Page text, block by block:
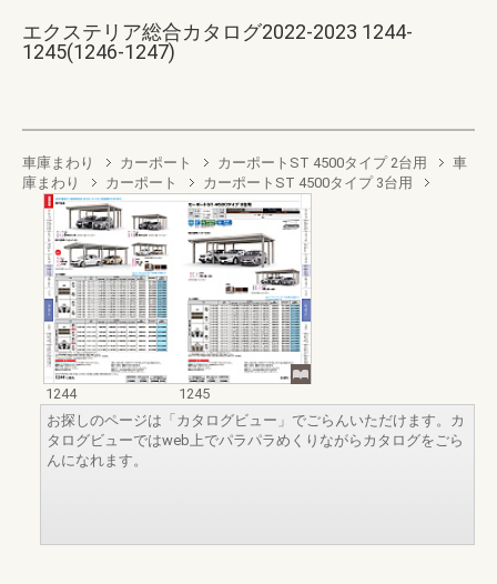
エクステリア総合カタログ2022-2023 1244-
1245(1246-1247)
車庫まわり カーポート カーポートST 4500タイプ 2台用
車
庫まわり
カーポート カーポートST 4500タイプ 3台用
1244
1245
お探しのページは「カタログビュー」でごらんいただけます。カ
タログビューではweb上でパラパラめくりながらカタログをごら
んになれます。